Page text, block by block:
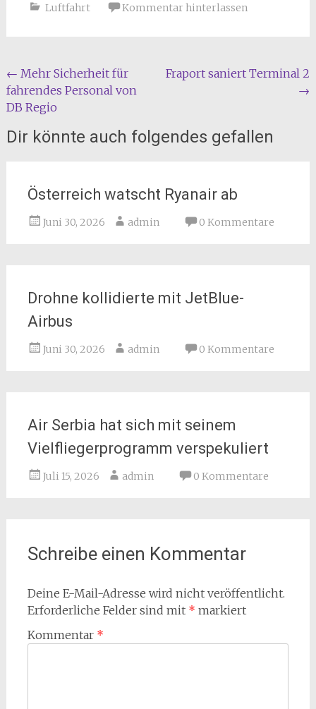
Luftfahrt Kommentar hinterlassen
Beitragsnavigation
← Mehr Sicherheit für
fahrendes Personal von
DB Regio
Fraport saniert Terminal 2
→
Dir könnte auch folgendes gefallen
Österreich watscht Ryanair ab
Juni 30, 2026 admin 0 Kommentare
Drohne kollidierte mit JetBlue-
Airbus
Juni 30, 2026 admin 0 Kommentare
Air Serbia hat sich mit seinem
Vielfliegerprogramm verspekuliert
Juli 15, 2026 admin 0 Kommentare
Schreibe einen Kommentar
Deine E-Mail-Adresse wird nicht veröffentlicht.
Erforderliche Felder sind mit * markiert
Kommentar *